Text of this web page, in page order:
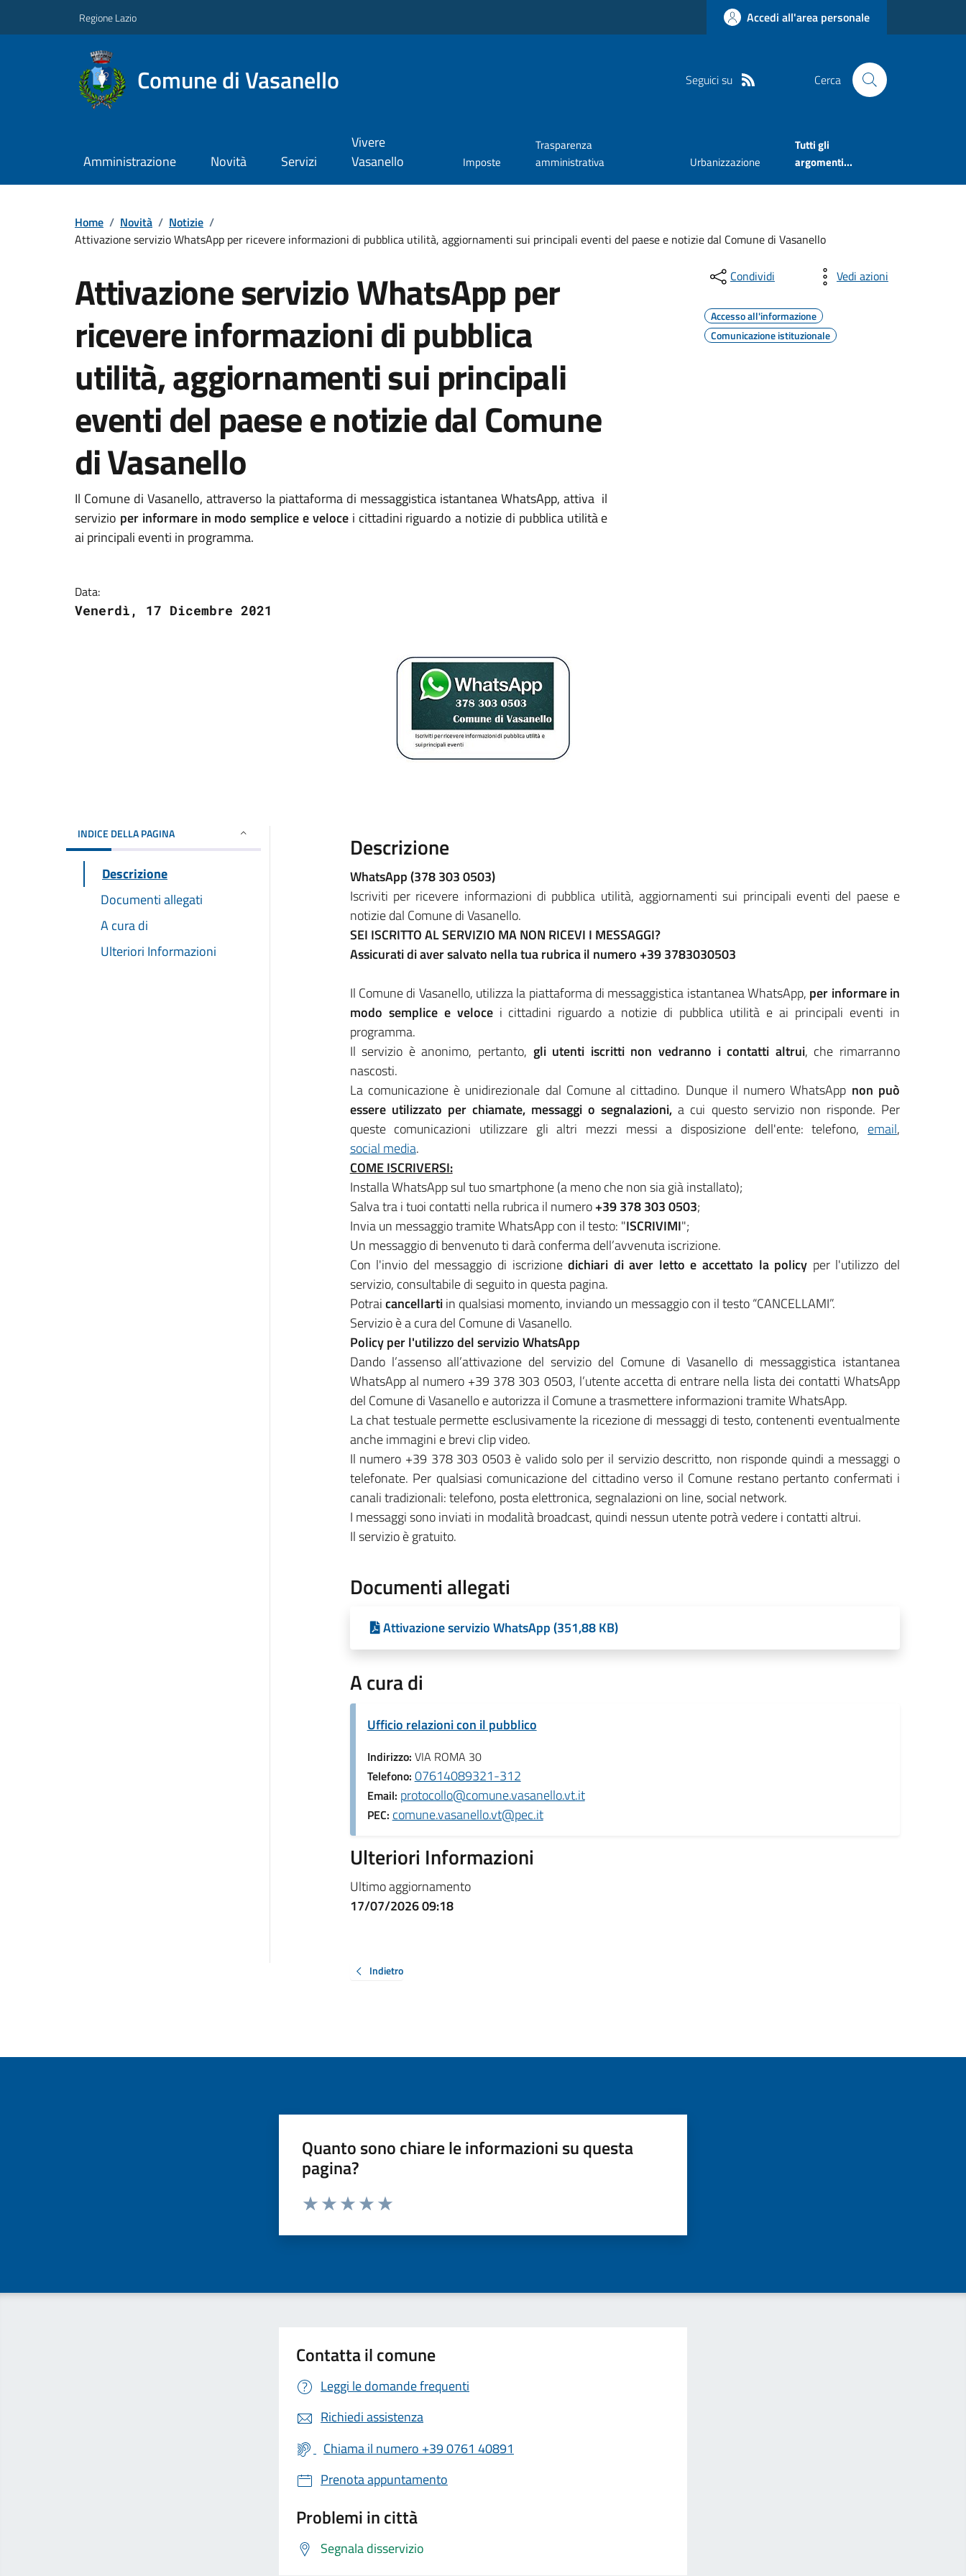
Regione Lazio Accedi all'area personale
Comune di Vasanello Seguici su Cerca
Amministrazione Novità Servizi
Vivere
Vasanello
Imposte
Trasparenza
amministrativa
Urbanizzazione
Tutti gli
argomenti...
Home / Novità / Notizie /
Attivazione servizio WhatsApp per ricevere informazioni di pubblica utilità, aggiornamenti sui principali eventi del paese e notizie dal Comune di Vasanello
Attivazione servizio WhatsApp per
ricevere informazioni di pubblica
utilità, aggiornamenti sui principali
eventi del paese e notizie dal Comune
di Vasanello
Il Comune di Vasanello, attraverso la piattaforma di messaggistica istantanea WhatsApp, attiva il
servizio per informare in modo semplice e veloce i cittadini riguardo a notizie di pubblica utilità e
ai principali eventi in programma.
Data:
Venerdì, 17 Dicembre 2021
Condividi Vedi azioni
Accesso all'informazione
Comunicazione istituzionale
INDICE DELLA PAGINA
Descrizione
Documenti allegati
A cura di
Ulteriori Informazioni
Descrizione
WhatsApp (378 303 0503)
Iscriviti per ricevere informazioni di pubblica utilità, aggiornamenti sui principali eventi del paese e
notizie dal Comune di Vasanello.
SEI ISCRITTO AL SERVIZIO MA NON RICEVI I MESSAGGI?
Assicurati di aver salvato nella tua rubrica il numero +39 3783030503
Il Comune di Vasanello, utilizza la piattaforma di messaggistica istantanea WhatsApp, per informare in
modo semplice e veloce i cittadini riguardo a notizie di pubblica utilità e ai principali eventi in
programma.
Il servizio è anonimo, pertanto, gli utenti iscritti non vedranno i contatti altrui, che rimarranno
nascosti.
La comunicazione è unidirezionale dal Comune al cittadino. Dunque il numero WhatsApp non può
essere utilizzato per chiamate, messaggi o segnalazioni,a cui questo servizio non risponde. Per
queste comunicazioni utilizzare gli altri mezzi messi a disposizione dell'ente: telefono, email,
social media.
COME ISCRIVERSI:
Installa WhatsApp sul tuo smartphone (a meno che non sia già installato);
Salva tra i tuoi contatti nella rubrica il numero+39 378 303 0503;
Invia un messaggio tramite WhatsApp con il testo: "ISCRIVIMI";
Un messaggio di benvenuto ti darà conferma dell’avvenuta iscrizione.
Con l'invio del messaggio di iscrizionedichiari di aver letto e accettato la policy per l'utilizzo del
servizio, consultabile di seguito in questa pagina.
Potraicancellartiin qualsiasi momento, inviando un messaggio con il testo “CANCELLAMI”.
Servizio è a cura del Comune di Vasanello.
Policy per l'utilizzo del servizio WhatsApp
Dando l’assenso all’attivazione del servizio del Comune di Vasanello di messaggistica istantanea
WhatsApp al numero +39 378 303 0503, l’utente accetta di entrare nella lista dei contatti WhatsApp
del Comune di Vasanello e autorizza il Comune a trasmettere informazioni tramite WhatsApp.
La chat testuale permette esclusivamente la ricezione di messaggi di testo, contenenti eventualmente
anche immagini e brevi clip video.
Il numero +39 378 303 0503 è valido solo per il servizio descritto, non risponde quindi a messaggi o
telefonate. Per qualsiasi comunicazione del cittadino verso il Comune restano pertanto confermati i
canali tradizionali: telefono, posta elettronica, segnalazioni on line, social network.
I messaggi sono inviati in modalità broadcast, quindi nessun utente potrà vedere i contatti altrui.
Il servizio è gratuito.
Documenti allegati
Attivazione servizio WhatsApp (351,88 KB)
A cura di
Ufficio relazioni con il pubblico
Indirizzo: VIA ROMA 30
Telefono: 07614089321-312
Email: protocollo@comune.vasanello.vt.it
PEC: comune.vasanello.vt@pec.it
Ulteriori Informazioni
Ultimo aggiornamento
17/07/2026 09:18
Indietro
Quanto sono chiare le informazioni su questa
pagina?
Valuta da 1 a 5 stelle la pagina
Contatta il comune
Leggi le domande frequenti
Richiedi assistenza
Chiama il numero +39 0761 40891
Prenota appuntamento
Problemi in città
Segnala disservizio